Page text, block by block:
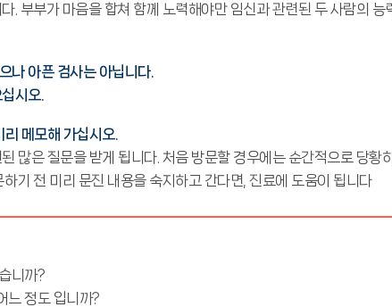
. 부부가 마음을 합쳐 함께 노력해야만 임신과 관련된 두 사람의 능
나 아픈 검사는 아닙니다.
시오.
메모해 가십시오.
많은 질문을 받게 됩니다. 처음 방문할 경우에는 순간적으로 당황
기 전 미리 문진 내용을 숙지하고 간다면, 진료에 도움이 됩니다
니까?
느 정도 입니까?